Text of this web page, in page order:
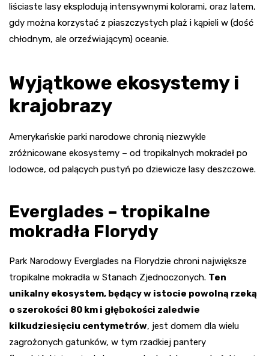
liściaste lasy eksplodują intensywnymi kolorami, oraz latem,
gdy można korzystać z piaszczystych plaż i kąpieli w (dość
chłodnym, ale orzeźwiającym) oceanie.
Wyjątkowe ekosystemy i
krajobrazy
Amerykańskie parki narodowe chronią niezwykle
zróżnicowane ekosystemy – od tropikalnych mokradeł po
lodowce, od palących pustyń po dziewicze lasy deszczowe.
Everglades – tropikalne
mokradła Florydy
Park Narodowy Everglades na Florydzie chroni największe
tropikalne mokradła w Stanach Zjednoczonych. Ten
unikalny ekosystem, będący w istocie powolną rzeką
o szerokości 80 km i głębokości zaledwie
kilkudziesięciu centymetrów, jest domem dla wielu
zagrożonych gatunków, w tym rzadkiej pantery